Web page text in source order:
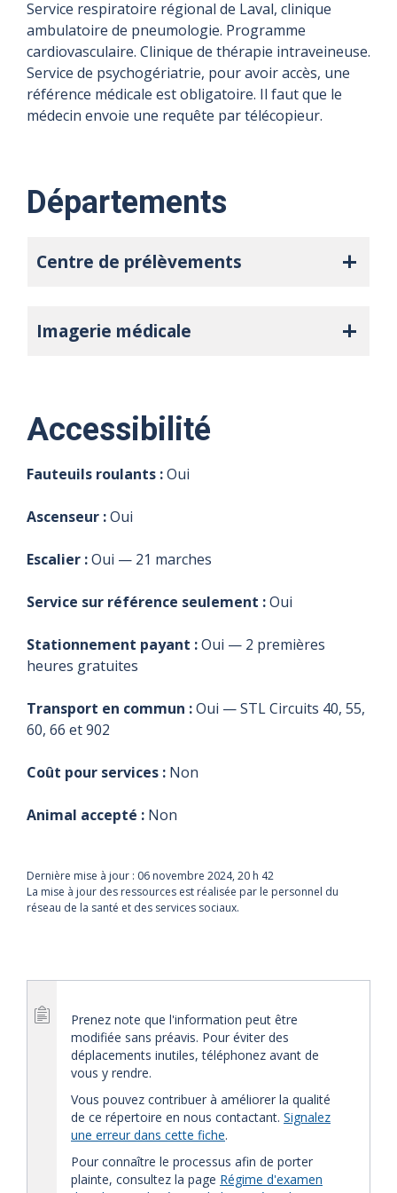
Précisions
sur l'horaire
Pour la prise de
rendez-vous, vous
devez consulter la
section «
Précisions
sur l'horaire
Pour la prise de
rendez-vous, vous
devez consulter la
section «
Précisions
sur l'horaire
Pour la prise de
rendez-vous, vous
devez consulter la
section «
Précisions
sur l'horaire
Pour la prise de
rendez-vous, vous
devez consulter la
section «
Service respiratoire régional de Laval, clinique
ambulatoire de pneumologie. Programme
cardiovasculaire. Clinique de thérapie intraveineuse.
Service de psychogériatrie, pour avoir accès, une
référence médicale est obligatoire. Il faut que le
médecin envoie une requête par télécopieur.
Départements
Centre de prélèvements
Imagerie médicale
Accessibilité
Fauteuils roulants :Oui
Ascenseur :Oui
Escalier :Oui — 21 marches
Service sur référence seulement :Oui
Stationnement payant :Oui — 2 premières
heures gratuites
Transport en commun :Oui — STL Circuits 40, 55,
60, 66 et 902
Coût pour services : Non
Animal accepté : Non
Dernière mise à jour : 06 novembre 2024, 20 h 42
La mise à jour des ressources est réalisée par le personnel du
réseau de la santé et des services sociaux.
Prenez note que l'information peut être
modifiée sans préavis. Pour éviter des
déplacements inutiles, téléphonez avant de
vous y rendre.
Vous pouvez contribuer à améliorer la qualité
de ce répertoire en nous contactant. Signalez
une erreur dans cette fiche.
Pour connaître le processus afin de porter
plainte, consultez la page Régime d'examen